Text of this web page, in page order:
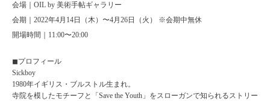
会場｜OIL by 美術⼿帖ギャラリー
会期｜2022年4⽉14⽇（⽊）〜4⽉26⽇（⽕） ※会期中無休
開場時間｜11:00〜20:00
◼︎プロフィール
Sickboy
1980年イギリス・ブルストル⽣まれ。
寺院を模したモチーフと「Save the Youth」をスローガンで知られるストリー